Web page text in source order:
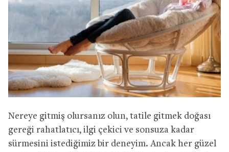
Nereye gitmiş olursanız olun, tatile gitmek doğası
gereği rahatlatıcı, ilgi çekici ve sonsuza kadar
sürmesini istediğimiz bir deneyim. Ancak her güzel